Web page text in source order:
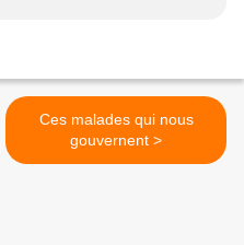
Ces malades qui nous
gouvernent >